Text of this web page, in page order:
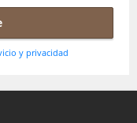
y privacidad